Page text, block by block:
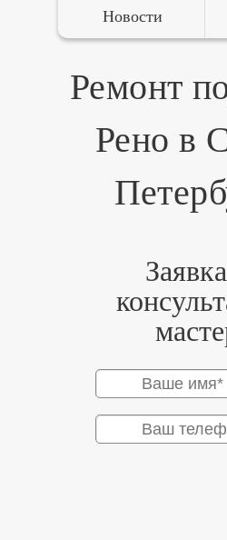
Новости
Ремонт
Рено в